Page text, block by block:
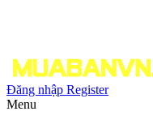
Đăng nhập Register
Menu